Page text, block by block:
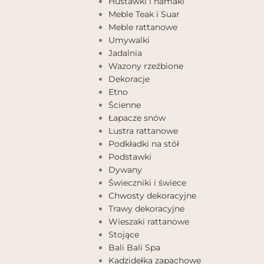
Meble Teak i Suar
Meble rattanowe
Umywalki
Jadalnia
Wazony rzeźbione
Dekoracje
Etno
Ścienne
Łapacze snów
Lustra rattanowe
Podkładki na stół
Podstawki
Dywany
Świeczniki i świece
Chwosty dekoracyjne
Trawy dekoracyjne
Wieszaki rattanowe
Stojące
Bali Bali Spa
Kadzidełka zapachowe